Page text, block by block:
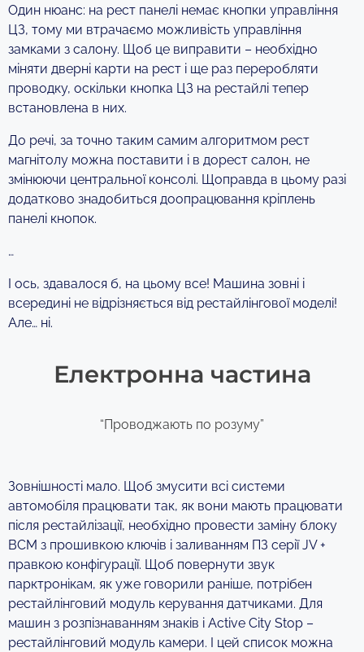
Один нюанс: на рест панелі немає кнопки управління
ЦЗ, тому ми втрачаємо можливість управління
замками з салону. Щоб це виправити – необхідно
міняти дверні карти на рест і ще раз переробляти
проводку, оскільки кнопка ЦЗ на рестайлі тепер
встановлена в них.
До речі, за точно таким самим алгоритмом рест
магнітолу можна поставити і в дорест салон, не
змінюючи центральної консолі. Щоправда в цьому разі
додатково знадобиться доопрацювання кріплень
панелі кнопок.
…
І ось, здавалося б, на цьому все! Машина зовні і
всередині не відрізняється від рестайлінгової моделі!
Але… ні.
Електронна частина
“Проводжають по розуму”
Зовнішності мало. Щоб змусити всі системи
автомобіля працювати так, як вони мають працювати
після рестайлізації, необхідно провести заміну блоку
ВСМ з прошивкою ключів і заливанням ПЗ серії JV +
правкою конфігурації. Щоб повернути звук
парктронікам, як уже говорили раніше, потрібен
рестайлінговий модуль керування датчиками. Для
машин з розпізнаванням знаків і Active City Stop –
рестайлінговий модуль камери. І цей список можна